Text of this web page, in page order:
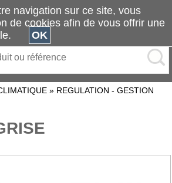
» REGULATION - GESTION
navigation sur ce site, vous
de cookies afin de vous offrir une
OK